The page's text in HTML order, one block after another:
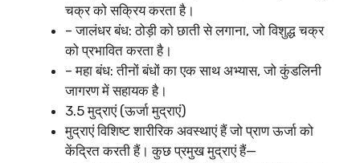
चक्र को सक्रिय करता है।
– जालंधर बंध: ठोड़ी को छाती से लगाना, जो विशुद्ध चक्र
को प्रभावित करता है।
– महा बंध: तीनों बंधों का एक साथ अभ्यास, जो कुंडलिनी
जागरण में सहायक है।
3.5 मुद्राएं (ऊर्जा मुद्राएं)
मुद्राएं विशिष्ट शारीरिक अवस्थाएं हैं जो प्राण ऊर्जा को
केंद्रित करती हैं। कुछ प्रमुख मुद्राएं हैं—